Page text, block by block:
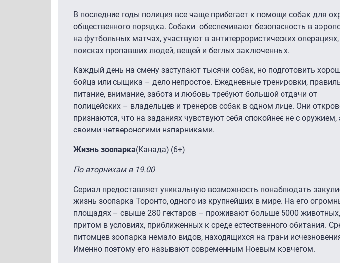
В последние годы полиция все чаще прибегает к помощи собак для
общественного порядка. Собаки обеспечивают безопасность в
на футбольных матчах, участвуют в антитеррористических
поисках пропавших людей, вещей и беглых заключенных.
Каждый день на смену заступают тысячи собак, но подготовить
бойца или сыщика – дело непростое. Ежедневные тренировки,
питание, внимание, забота и любовь требуют большой отдачи от
полицейских – владельцев и тренеров собак в одном лице. Они
признаются, что на заданиях чувствуют себя спокойнее не с оружием,
своими четвероногими напарниками.
Жизнь зоопарка(Канада) (6+)
По вторникам в 19.00
Сериал предоставляет уникальную возможность понаблюдать
жизнь зоопарка Торонто, одного из крупнейших в мире. На его
площадях – свыше 280 гектаров – проживают больше 5000 животных,
притом в условиях, приближенных к среде естественного обитания.
питомцев зоопарка немало видов, находящихся на грани
Именно поэтому его называют современным Ноевым ковчегом.